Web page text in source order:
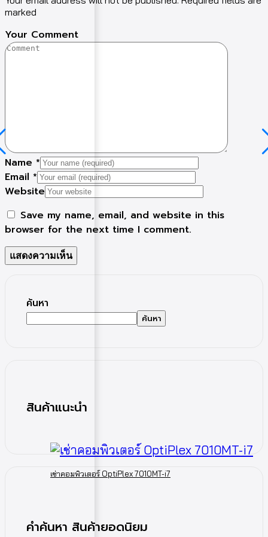
marked
Your Comment
Name *
Email *
Website
Save my name, email, and website in this
browser for the next time I comment.
ค้นหา
ค้นหา
สินค้าแนะนำ
เช่าคอมพิวเตอร์ OptiPlex 7010MT-i7
คำค้นหา สินค้ายอดนิยม